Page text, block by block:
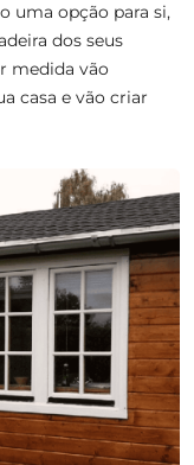
uma opção para si,
dos seus
medida vão
casa e vão criar